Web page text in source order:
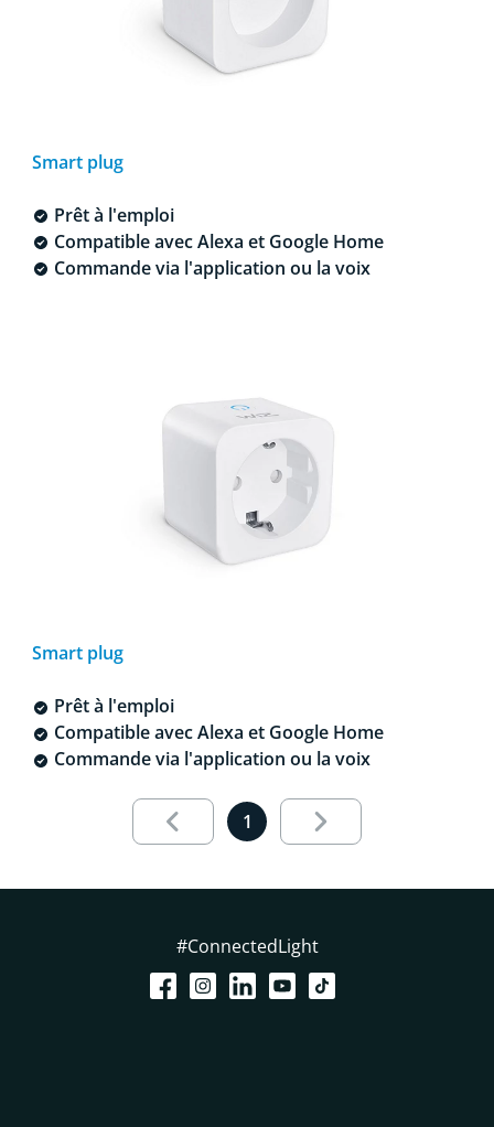
Smart plug
Prêt à l'emploi
Compatible avec Alexa et Google Home
Commande via l'application ou la voix
Smart plug
Prêt à l'emploi
Compatible avec Alexa et Google Home
Commande via l'application ou la voix
Page de résultats 1 sur 1
1
#ConnectedLight